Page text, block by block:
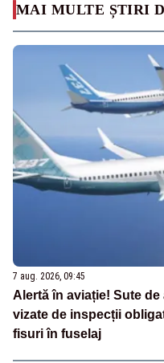
MAI MULTE ȘTIRI
7 aug. 2026, 09:45
Alertă în aviație! Sute
vizate de inspecții
fisuri în fuselaj